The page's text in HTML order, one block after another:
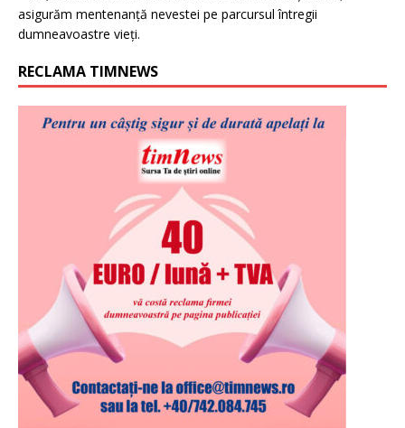
asigurăm mentenanță nevestei pe parcursul întregii
dumneavoastre vieți.
RECLAMA TIMNEWS